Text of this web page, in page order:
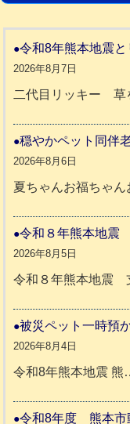
令和8年熊本地震
2026年8月7日
二代目リッキー
穏やかペット同伴
2026年8月6日
夏ちゃんお福ちゃ
令和８年熊本地震
2026年8月5日
令和８年熊本地
被災ペット一時預
2026年8月4日
令和8年熊本地震
令和8年度 熊本市